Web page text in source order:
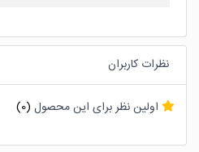
نظرات کاربران
اولین نظر برای این محصول (0)